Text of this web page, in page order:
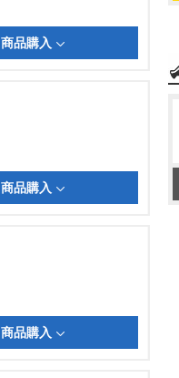
商品購入
商品購入
商品購入